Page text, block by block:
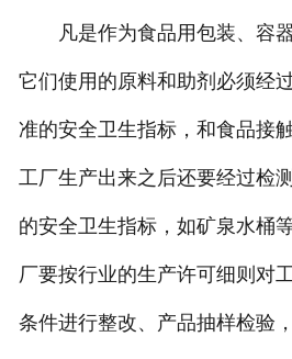
凡是作为食品用包装、容器
它们使用的原料和助剂必须经
准的安全卫生指标，和食品接
工厂生产出来之后还要经过检
的安全卫生指标，如矿泉水桶
厂要按行业的生产许可细则对
条件进行整改、产品抽样检验